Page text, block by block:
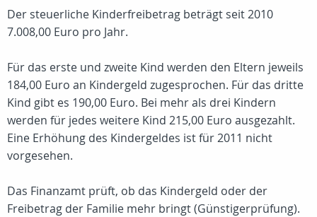
Der steuerliche Kinderfreibetrag beträgt seit 2010
7.008,00 Euro pro Jahr.
Für das erste und zweite Kind werden den Eltern jeweils
184,00 Euro an Kindergeld zugesprochen. Für das dritte
Kind gibt es 190,00 Euro. Bei mehr als drei Kindern
werden für jedes weitere Kind 215,00 Euro ausgezahlt.
Eine Erhöhung des Kindergeldes ist für 2011 nicht
vorgesehen.
Das Finanzamt prüft, ob das Kindergeld oder der
Freibetrag der Familie mehr bringt (Günstigerprüfung).